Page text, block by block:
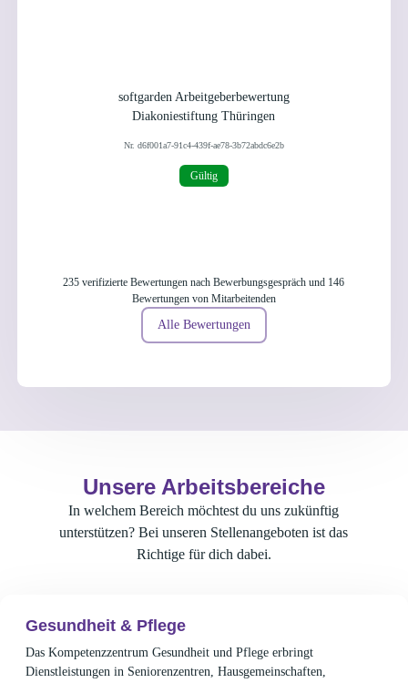
softgarden Arbeitgeberbewertung
Diakoniestiftung Thüringen
Nr. d6f001a7-91c4-439f-ae78-3b72abdc6e2b
Gültig
235 verifizierte Bewertungen nach Bewerbungsgespräch und 146
Bewertungen von Mitarbeitenden
Alle Bewertungen
Unsere Arbeitsbereiche
In welchem Bereich möchtest du uns zukünftig
unterstützen? Bei unseren Stellenangeboten ist das
Richtige für dich dabei.
Gesundheit & Pflege
Das Kompetenzzentrum Gesundheit und Pflege erbringt
Dienstleistungen in Seniorenzentren, Hausgemeinschaften,